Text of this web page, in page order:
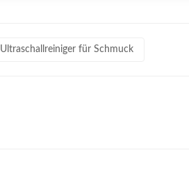
Ultraschallreiniger für Schmuck